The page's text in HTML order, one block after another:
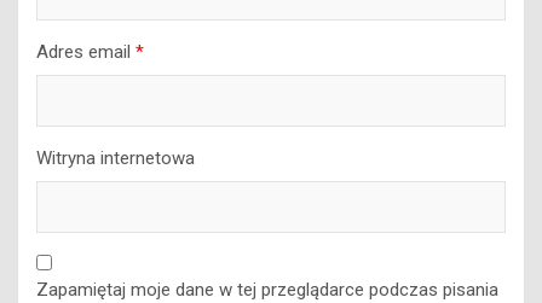
Adres email *
Witryna internetowa
Zapamiętaj moje dane w tej przeglądarce podczas pisania